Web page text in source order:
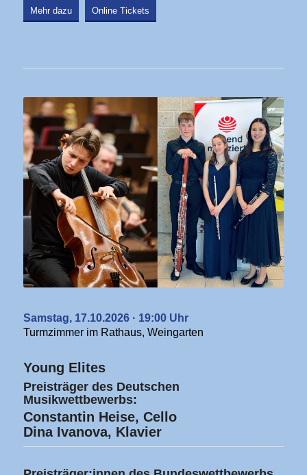
Mehr dazu Online Tickets
Samstag, 17.10.2026 · 19:00 Uhr
Turmzimmer im Rathaus, Weingarten
Young Elites
Preisträger des Deutschen
Musikwettbewerbs:
Constantin Heise, Cello
Dina Ivanova, Klavier